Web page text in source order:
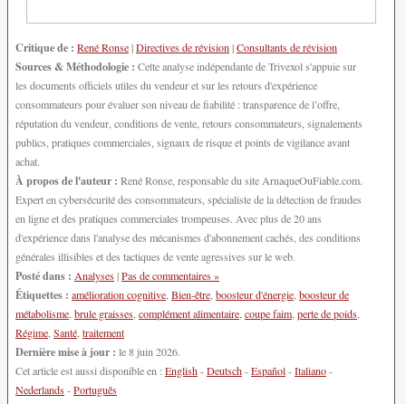
Critique de : René Ronse|Directives de révision|Consultants de révision
Sources & Méthodologie : Cette analyse indépendante de Trivexol s'appuie sur
les documents officiels utiles du vendeur et sur les retours d'expérience
consommateurs pour évaluer son niveau de fiabilité : transparence de l’offre,
réputation du vendeur, conditions de vente, retours consommateurs, signalements
publics, pratiques commerciales, signaux de risque et points de vigilance avant
achat.
À propos de l'auteur : René Ronse, responsable du site ArnaqueOuFiable.com.
Expert en cybersécurité des consommateurs, spécialiste de la détection de fraudes
en ligne et des pratiques commerciales trompeuses. Avec plus de 20 ans
d'expérience dans l'analyse des mécanismes d'abonnement cachés, des conditions
générales illisibles et des tactiques de vente agressives sur le web.
Posté dans : Analyses|Pas de commentaires »
Étiquettes : amélioration cognitive Bien-être boosteur d'énergie boosteur de
métabolisme brule graisses complément alimentaire coupe faim perte de poids
Régime Santé traitement
Dernière mise à jour : le 8 juin 2026.
Cet article est aussi disponible en :English-Deutsch-Español-Italiano-
Nederlands-Português